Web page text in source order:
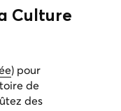
Culture
) pour
de
des